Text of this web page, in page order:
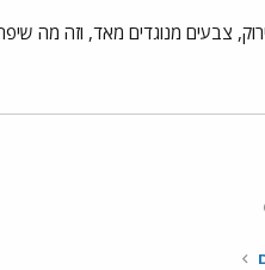
צבעים מנוגדים מאד, וזה מה